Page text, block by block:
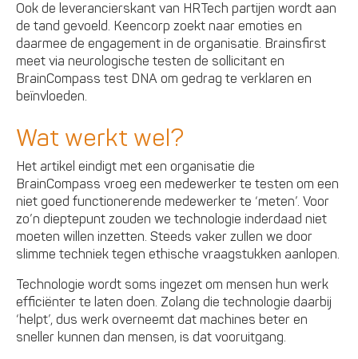
Ook de leverancierskant van HRTech partijen wordt aan
de tand gevoeld. Keencorp zoekt naar emoties en
daarmee de engagement in de organisatie. Brainsfirst
meet via neurologische testen de sollicitant en
BrainCompass test DNA om gedrag te verklaren en
beïnvloeden.
Wat werkt wel?
Het artikel eindigt met een organisatie die
BrainCompass vroeg een medewerker te testen om een
niet goed functionerende medewerker te ‘meten’. Voor
zo’n dieptepunt zouden we technologie inderdaad niet
moeten willen inzetten. Steeds vaker zullen we door
slimme techniek tegen ethische vraagstukken aanlopen.
Technologie wordt soms ingezet om mensen hun werk
efficiënter te laten doen. Zolang die technologie daarbij
‘helpt’, dus werk overneemt dat machines beter en
sneller kunnen dan mensen, is dat vooruitgang.